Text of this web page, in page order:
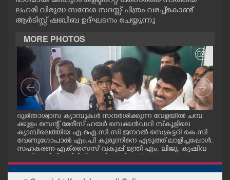
OPINION
PHOTOS
LIFESTYLE
SPIRITUAL
INFO+
ലഹരി വിരുദ്ധ സന്ദേശ സദസ്സ് ചിത്രം വരച്ച്കൊണ്ട്
ആർടിസ്റ്റ് ഷബീബ ഉദ്ഘടനം ചെയ്യുന്നു
MORE PHOTOS
ദുരിതാശ്വാസ ക്യാമ്പുകൾ സന്ദർശിക്കുന്ന വേളയിൽ ചമ്പ
ക്കുളം സെന്റ് മേരീസ് ഹയർ സെക്കൻഡറി സ്കൂളിലെ
ക്യാമ്പിലെത്തിയ എ.ഐ.സി.സി ജനറൽ സെക്രട്ടറി കെ.സി
വേണുഗോപാൽ എം.പി കുരുന്നിനെ എടുത്ത് ലാളിച്ചപ്പോൾ.
സഹകരണ-എക്സൈസ് വകുപ്പ് മന്ത്രി എം. ലിജു, കൃഷിവ
ന്നിവർ സമീപം